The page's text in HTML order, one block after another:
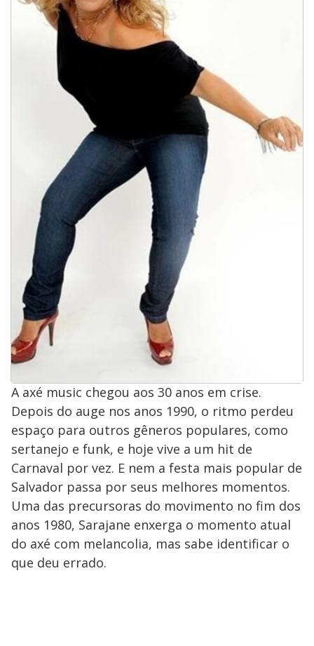
A axé music chegou aos 30 anos em crise.
Depois do auge nos anos 1990, o ritmo perdeu
espaço para outros gêneros populares, como
sertanejo e funk, e hoje vive a um hit de
Carnaval por vez. E nem a festa mais popular de
Salvador passa por seus melhores momentos.
Uma das precursoras do movimento no fim dos
anos 1980, Sarajane enxerga o momento atual
do axé com melancolia, mas sabe identificar o
que deu errado.